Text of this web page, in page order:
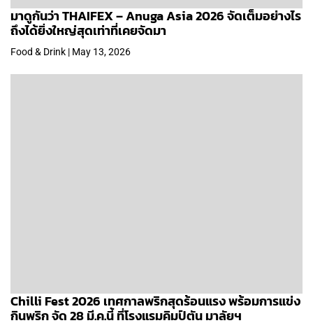
มาดูกันว่า THAIFEX – Anuga Asia 2026 จัดเต็มอย่างไร
ถึงได้ยิ่งใหญ่สุดเท่าที่เคยจัดมา
Food & Drink | May 13, 2026
Chilli Fest 2026 เทศกาลพริกสุดร้อนแรง พร้อมการแข่ง
กินพริก จัด 28 มี.ค.นี้ ที่โรงแรมคิมป์ตัน มาลัยฯ